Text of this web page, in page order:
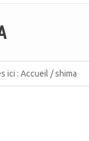
ici : Accueil /shima